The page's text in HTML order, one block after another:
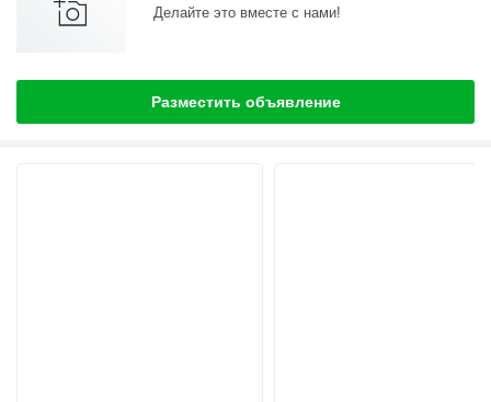
Делайте это вместе с нами!
Разместить объявление